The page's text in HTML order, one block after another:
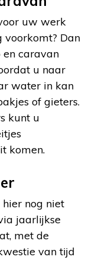
uw werk
Dan
caravan
u naar
water in kan
of gieters.
kunt u
komen.
nog niet
jaarlijkse
met de
van tijd